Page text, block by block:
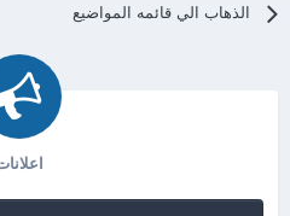
الذهاب الي قائمه المواضيع
اعلانات